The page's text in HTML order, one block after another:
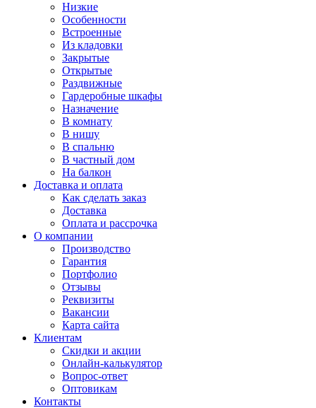
Низкие
Особенности
Встроенные
Из кладовки
Закрытые
Открытые
Раздвижные
Гардеробные шкафы
Назначение
В комнату
В нишу
В спальню
В частный дом
На балкон
Доставка и оплата
Как сделать заказ
Доставка
Оплата и рассрочка
О компании
Производство
Гарантия
Портфолио
Отзывы
Реквизиты
Вакансии
Карта сайта
Клиентам
Скидки и акции
Онлайн-калькулятор
Вопрос-ответ
Оптовикам
Контакты